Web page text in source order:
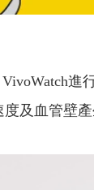
及血管壁產